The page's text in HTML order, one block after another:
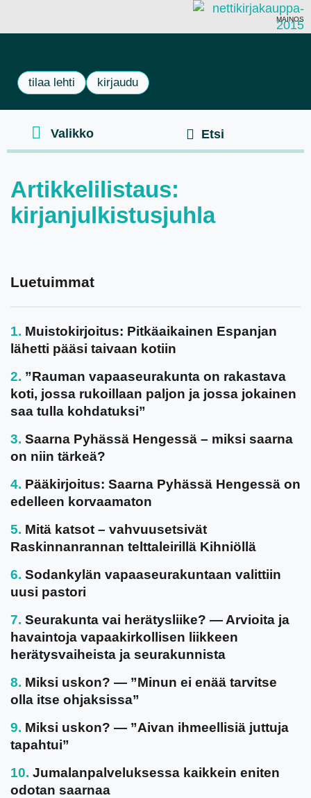
MAINOS
tilaa lehti kirjaudu
Artikkelilistaus:
kirjanjulkistusjuhla
Luetuimmat
Muistokirjoitus: Pitkäaikainen Espanjan
lähetti pääsi taivaan kotiin
”Rauman vapaaseurakunta on rakastava
koti, jossa rukoillaan paljon ja jossa jokainen
saa tulla kohdatuksi”
Saarna Pyhässä Hengessä – miksi saarna
on niin tärkeä?
Pääkirjoitus: Saarna Pyhässä Hengessä on
edelleen korvaamaton
Mitä katsot – vahvuusetsivät
Raskinnanrannan telttaleirillä Kihniöllä
Sodankylän vapaaseurakuntaan valittiin
uusi pastori
Seurakunta vai herätysliike? — Arvioita ja
havaintoja vapaakirkollisen liikkeen
herätysvaiheista ja seurakunnista
Miksi uskon? — ”Minun ei enää tarvitse
olla itse ohjaksissa”
Miksi uskon? — ”Aivan ihmeellisiä juttuja
tapahtui”
Jumalanpalveluksessa kaikkein eniten
odotan saarnaa